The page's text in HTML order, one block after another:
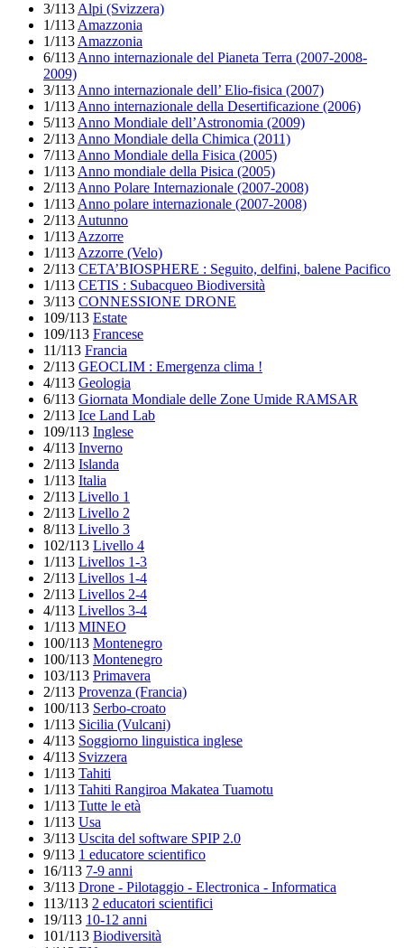
3/113 Alpi (Svizzera)
1/113 Amazzonia
1/113 Amazzonia
6/113 Anno internazionale del Pianeta Terra (2007-2008-
2009)
3/113 Anno internazionale dell’ Elio-fisica (2007)
1/113 Anno internazionale della Desertificazione (2006)
5/113 Anno Mondiale dell’Astronomia (2009)
2/113 Anno Mondiale della Chimica (2011)
7/113 Anno Mondiale della Fisica (2005)
1/113 Anno mondiale della Pisica (2005)
2/113 Anno Polare Internazionale (2007-2008)
1/113 Anno polare internazionale (2007-2008)
2/113 Autunno
1/113 Azzorre
1/113 Azzorre (Velo)
2/113 CETA’BIOSPHERE : Seguito, delfini, balene Pacifico
1/113 CETIS : Subacqueo Biodiversità
3/113 CONNESSIONE DRONE
109/113 Estate
109/113 Francese
11/113 Francia
2/113 GEOCLIM : Emergenza clima !
4/113 Geologia
6/113 Giornata Mondiale delle Zone Umide RAMSAR
2/113 Ice Land Lab
109/113 Inglese
4/113 Inverno
2/113 Islanda
1/113 Italia
2/113 Livello 1
2/113 Livello 2
8/113 Livello 3
102/113 Livello 4
1/113 Livellos 1-3
2/113 Livellos 1-4
2/113 Livellos 2-4
4/113 Livellos 3-4
1/113 MINEO
100/113 Montenegro
100/113 Montenegro
103/113 Primavera
2/113 Provenza (Francia)
100/113 Serbo-croato
1/113 Sicilia (Vulcani)
4/113 Soggiorno linguistica inglese
4/113 Svizzera
1/113 Tahiti
1/113 Tahiti Rangiroa Makatea Tuamotu
1/113 Tutte le età
1/113 Usa
3/113 Uscita del software SPIP 2.0
9/113 1 educatore scientifico
16/113 7-9 anni
3/113 Drone - Pilotaggio - Electronica - Informatica
113/113 2 educatori scientifici
19/113 10-12 anni
101/113 Biodiversità